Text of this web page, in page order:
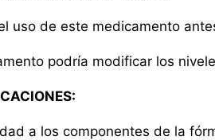
uso de este medicamento
podría modificar los
a los componentes de la